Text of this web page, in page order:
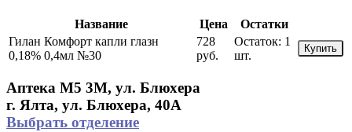
Название Цена
Остатки
Гилан Комфорт капли глазн
0,18% 0,4мл №30
728
руб.
Остаток: 1
шт.
Купить
Аптека М5 3М, ул. Блюхера
г. Ялта, ул. Блюхера, 40А
Выбрать отделение